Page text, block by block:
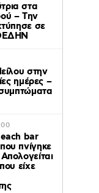
στα
– Tην
σε
στην
ημέρες –
bar
πνίγηκε
είχε